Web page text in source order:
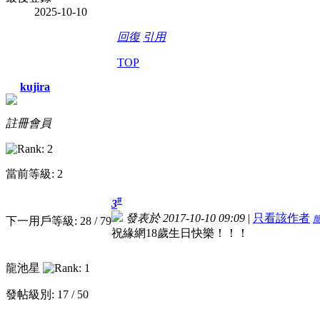
2025-10-10
回復 引用
TOP
kujira
註冊會員
當前等級: 2
下一用戶等級: 28 / 79
龍池星
發帖級別: 17 / 50
3#
發表於 2017-10-10 09:09 | 只看該作者
祝緣網18歲生日快樂！！！